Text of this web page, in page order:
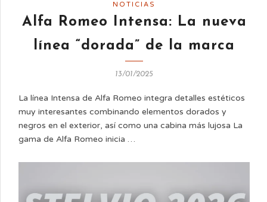
NOTICIAS
Alfa Romeo Intensa: La nueva
línea “dorada” de la marca
13/01/2025
La línea Intensa de Alfa Romeo integra detalles estéticos
muy interesantes combinando elementos dorados y
negros en el exterior, así como una cabina más lujosa La
gama de Alfa Romeo inicia …